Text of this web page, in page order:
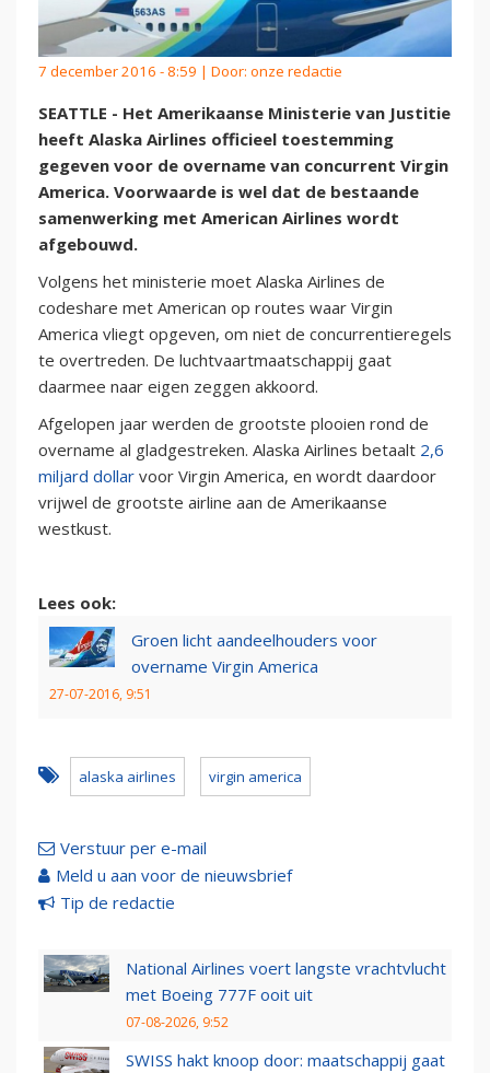
7 december 2016 - 8:59 | Door: onze redactie
SEATTLE - Het Amerikaanse Ministerie van Justitie
heeft Alaska Airlines officieel toestemming
gegeven voor de overname van concurrent Virgin
America. Voorwaarde is wel dat de bestaande
samenwerking met American Airlines wordt
afgebouwd.
Volgens het ministerie moet Alaska Airlines de
codeshare met American op routes waar Virgin
America vliegt opgeven, om niet de concurrentieregels
te overtreden. De luchtvaartmaatschappij gaat
daarmee naar eigen zeggen akkoord.
Afgelopen jaar werden de grootste plooien rond de
overname al gladgestreken. Alaska Airlines betaalt 2,6
miljard dollar voor Virgin America, en wordt daardoor
vrijwel de grootste airline aan de Amerikaanse
westkust.
Lees ook:
Groen licht aandeelhouders voor
overname Virgin America
27-07-2016, 9:51
alaska airlines virgin america
Verstuur per e-mail
Meld u aan voor de nieuwsbrief
Tip de redactie
National Airlines voert langste vrachtvlucht
met Boeing 777F ooit uit
07-08-2026, 9:52
SWISS hakt knoop door: maatschappij gaat